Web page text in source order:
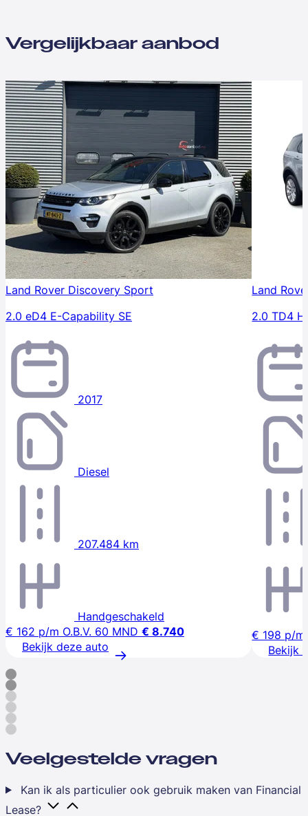
Vergelijkbaar aanbod
Land Rover Discovery Sport
2.0 eD4 E-Capability SE
2017
Diesel
207.484 km
Handgeschakeld
€ 162 p/m O.B.V. 60 MND € 8.740
Bekijk deze auto
Land
2.0 TD4
€ 198 p/m
Bekijk
Veelgestelde vragen
Kan ik als particulier ook gebruik maken van Financial
Lease?